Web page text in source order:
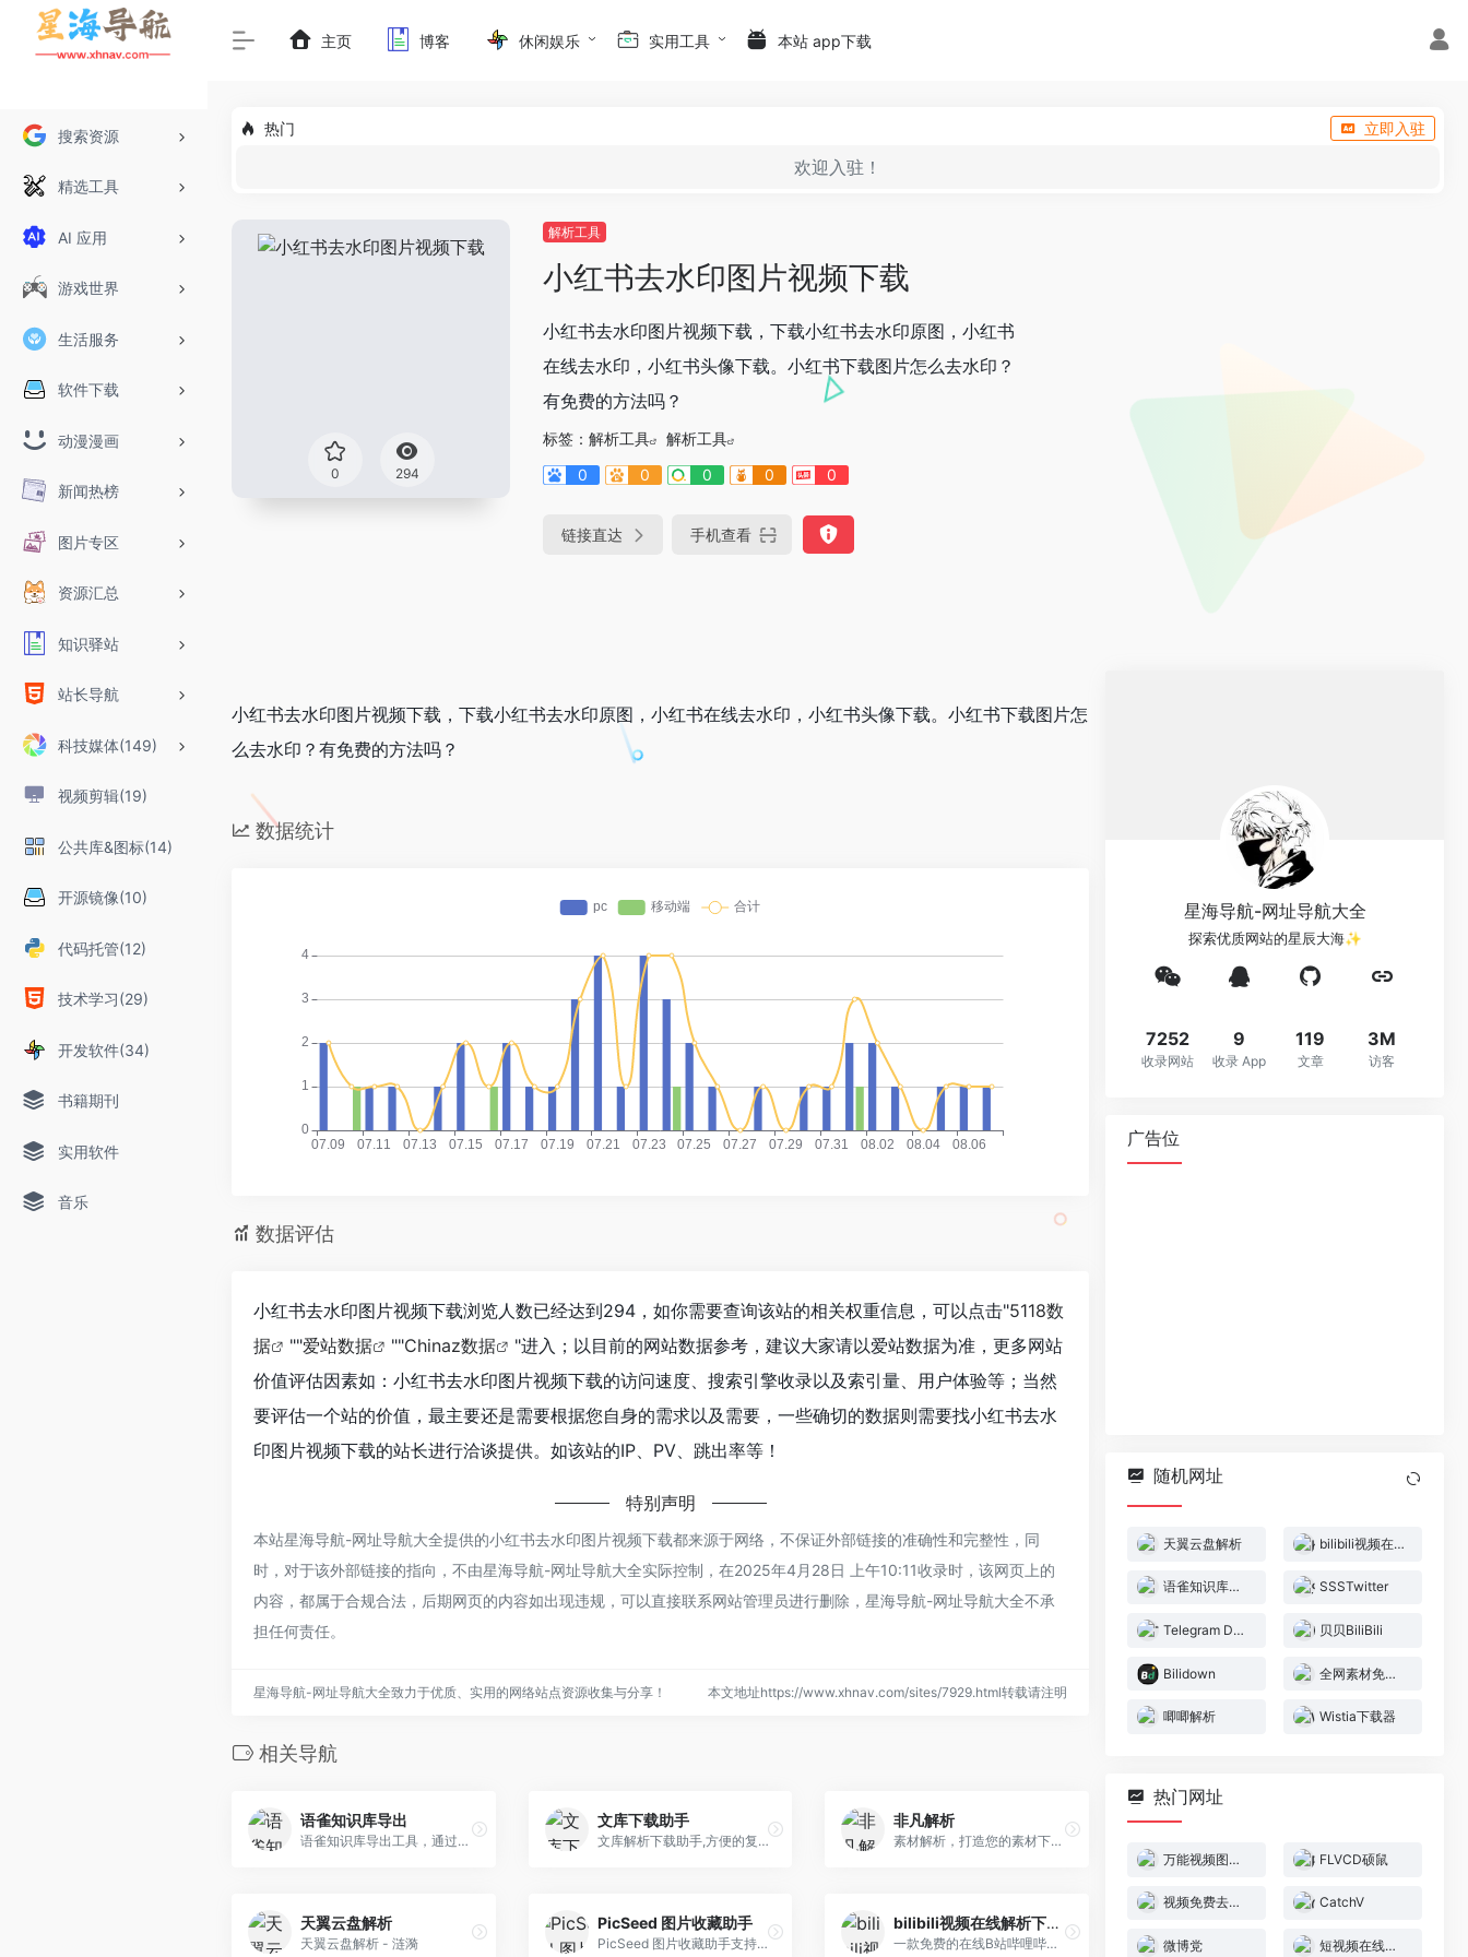
搜索资源
精选工具
AI 应用
游戏世界
生活服务
软件下载
动漫漫画
新闻热榜
图片专区
资源汇总
知识驿站
站长导航
科技媒体(149)
视频剪辑(19)
公共库&图标(14)
开源镜像(10)
代码托管(12)
技术学习(29)
开发软件(34)
书籍期刊
实用软件
音乐
主页 博客 休闲娱乐 实用工具 本站 app下载
热门 立即入驻
欢迎入驻！
0 294
解析工具
小红书去水印图片视频下载
小红书去水印图片视频下载，下载小红书去水印原图，小红书
在线去水印，小红书头像下载。小红书下载图片怎么去水印？
有免费的方法吗？
标签： 解析工具
解析工具
0
0 0 0 0
链接直达 手机查看
小红书去水印图片视频下载，下载小红书去水印原图，小红书在线去水印，小红书头像下载。小红书下载图片怎
么去水印？有免费的方法吗？
数据统计
数据评估
小红书去水印图片视频下载浏览人数已经达到294，如你需要查询该站的相关权重信息，可以点击"5118数
据
""爱站数据 ""Chinaz数据
"进入；以目前的网站数据参考，建议大家请以爱站数据为准，更多网站
价值评估因素如：小红书去水印图片视频下载的访问速度、搜索引擎收录以及索引量、用户体验等；当然
要评估一个站的价值，最主要还是需要根据您自身的需求以及需要，一些确切的数据则需要找小红书去水
印图片视频下载的站长进行洽谈提供。如该站的IP、PV、跳出率等！
特别声明
本站星海导航-网址导航大全提供的小红书去水印图片视频下载都来源于网络，不保证外部链接的准确性和完整性，同
时，对于该外部链接的指向，不由星海导航-网址导航大全实际控制，在2025年4月28日 上午10:11收录时，该网页上的
内容，都属于合规合法，后期网页的内容如出现违规，可以直接联系网站管理员进行删除，星海导航-网址导航大全不承
担任何责任。
星海导航-网址导航大全致力于优质、实用的网络站点资源收集与分享！ 本文地址https://www.xhnav.com/sites/7929.html转载请注明
相关导航
语雀知识库导出
语雀知识库导出工具，通过cookie提取语雀知识库文章，下载到本地，导出知识库为Markdown或Word。
文库下载助手
文库解析下载助手,方便的复制文库内容。
非凡解析
素材解析，打造您的素材下载助手，现支持： 千图网 、包图网 、千库网 、90设计 、六图网 、熊猫办公 、虎课网 、稻壳儿 、图客巴巴 、易图网 、万素网！
天翼云盘解析
天翼云盘解析 - 涟漪
PicSeed 图片收藏助手
PicSeed 图片收藏助手支持下载解析微博、小红书、推特、Instagram、Spotify、Apple Music、即刻等平台的图片下载器，高质量、无水印、批量快速。
bilibili视频在线解析下载工具
一款免费的在线B站哔哩哔哩bilibili视频解析下载器工具，可以帮助你快速的将喜欢的B站视频下载到本地。
星海导航-网址导航大全
探索优质网站的星辰大海✨
7252
收录网站
9
收录 App
119
文章
3M
访客
广告位
随机网址
天翼云盘解析 bilibili视频在线解析下载工具
语雀知识库导出 SSSTwitter
Telegram Downloader 贝贝BiliBili
Bilidown 全网素材免费解析下载
唧唧解析 Wistia下载器
热门网址
万能视频图片解析下载 FLVCD硕鼠
视频免费去水印工具 CatchV
微博党 短视频在线去水印